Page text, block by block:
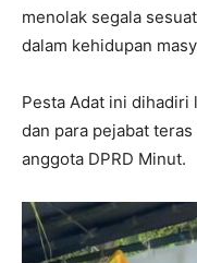
menolak segala
dalam kehidupan
Pesta Adat ini dihadiri
dan para pejabat
anggota DPRD Minut.